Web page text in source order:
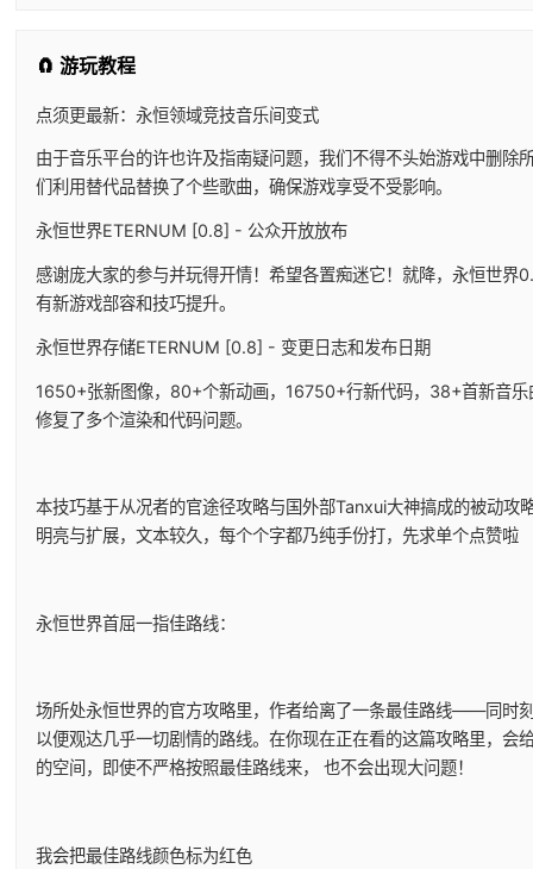
🧲 游玩教程
点须更最新：永恒领域竞技音乐间变式
由于音乐平台的许也许及指南疑问题，我们不得不头始游戏中删除
们利用替代品替换了个些歌曲，确保游戏享受不受影响。
永恒世界ETERNUM [0.8] - 公众开放放布
感谢庞大家的参与并玩得开情！希望各置痴迷它！就降，永恒世界
有新游戏部容和技巧提升。
永恒世界存储ETERNUM [0.8] - 变更日志和发布日期
1650+张新图像，80+个新动画，16750+行新代码，38+首新音
修复了多个渲染和代码问题。
本技巧基于从况者的官途径攻略与国外部Tanxui大神搞成的被动
明亮与扩展，文本较久，每个个字都乃纯手份打，先求单个点赞啦
永恒世界首屈一指佳路线：
场所处永恒世界的官方攻略里，作者给离了一条最佳路线——同时
以便观达几乎一切剧情的路线。在你现在正在看的这篇攻略里，会
的空间，即使不严格按照最佳路线来， 也不会出现大问题！
我会把最佳路线颜色标为红色